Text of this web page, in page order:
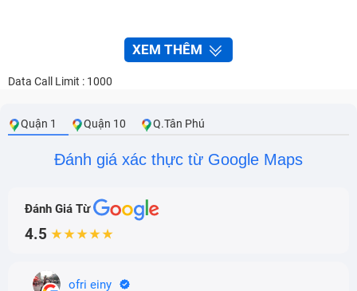
XEM THÊM
Data Call Limit : 1000
Quận 1 Quận 10 Q.Tân Phú
Đánh giá xác thực từ Google Maps
Đánh Giá Từ
4.5 ★★★★★
ofri einy